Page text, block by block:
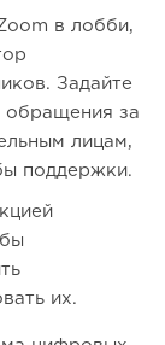
в лобби,
Задайте
обращения за
лицам,
поддержки.
их.